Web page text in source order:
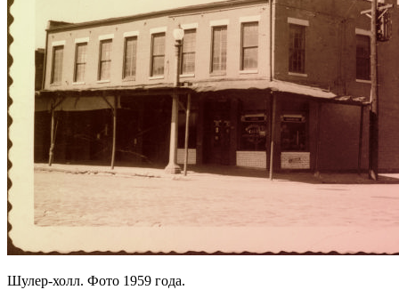
Шулер-холл. Фото 1959 года.